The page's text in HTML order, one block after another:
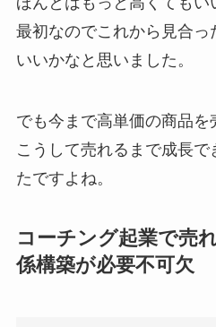
最初なのでこれから見合
いいかなと思いました。
でも今まで高単価の商品
こうして売れるまで成長
たですよね。
コーチング起業で売
係構築が必要不可欠